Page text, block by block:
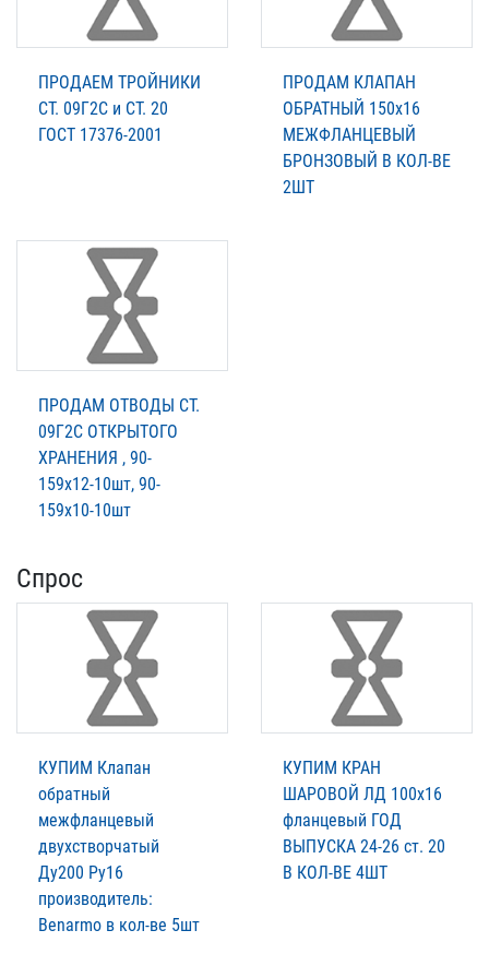
ПРОДАЕМ ТРОЙНИКИ
СТ. 09Г2С и СТ. 20
ГОСТ 17376-2001
ПРОДАМ КЛАПАН
ОБРАТНЫЙ 150х16
МЕЖФЛАНЦЕВЫЙ
БРОНЗОВЫЙ В КОЛ-ВЕ
2ШТ
ПРОДАМ ОТВОДЫ СТ.
09Г2С ОТКРЫТОГО
ХРАНЕНИЯ , 90-
159х12-10шт, 90-
159х10-10шт
Спрос
КУПИМ Клапан
обратный
межфланцевый
двухстворчатый
Ду200 Ру16
производитель:
Benarmo в кол-ве 5шт
КУПИМ КРАН
ШАРОВОЙ ЛД 100х16
фланцевый ГОД
ВЫПУСКА 24-26 ст. 20
В КОЛ-ВЕ 4ШТ